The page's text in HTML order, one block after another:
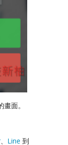
面。
、 Line 到